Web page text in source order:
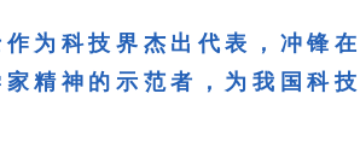
为科技界杰出代表，冲锋
家精神的示范者，为我国科